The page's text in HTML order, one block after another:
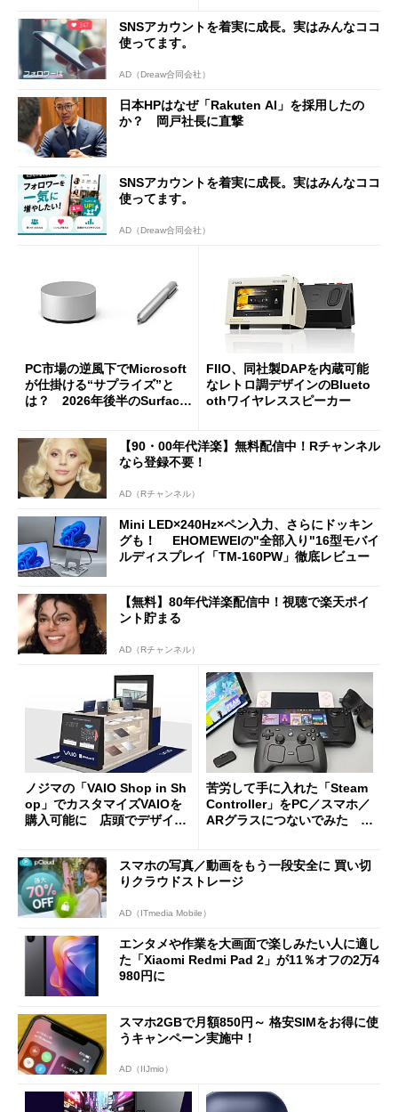
SNSアカウントを着実に成長。実はみんなココ
使ってます。
AD（Dreaw合同会社）
日本HPはなぜ「Rakuten AI」を採用したの
か？ 岡戸社長に直撃
SNSアカウントを着実に成長。実はみんなココ
使ってます。
AD（Dreaw合同会社）
PC市場の逆風下でMicrosoft
が仕掛ける“サプライズ”と
は？ 2026年後半のSurface
FIIO、同社製DAPを内蔵可能
なレトロ調デザインのBlueto
othワイヤレススピーカー
【90・00年代洋楽】無料配信中！Rチャンネル
なら登録不要！
AD（Rチャンネル）
Mini LED×240Hz×ペン入力、さらにドッキン
グも！ EHOMEWEIの"全部入り"16型モバイ
ルディスプレイ「TM-160PW」徹底レビュー
【無料】80年代洋楽配信中！視聴で楽天ポイ
ント貯まる
AD（Rチャンネル）
ノジマの「VAIO Shop in Sh
op」でカスタマイズVAIOを
購入可能に 店頭でデザイン
苦労して手に入れた「Steam
Controller」をPC／スマホ／
ARグラスにつないでみた ゲ
スマホの写真／動画をもう一段安全に 買い切
りクラウドストレージ
AD（ITmedia Mobile）
エンタメや作業を大画面で楽しみたい人に適し
た「Xiaomi Redmi Pad 2」が11％オフの2万4
980円に
スマホ2GBで月額850円～ 格安SIMをお得に使
うキャンペーン実施中！
AD（IIJmio）